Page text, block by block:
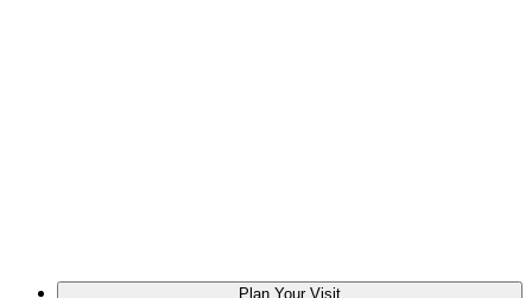
Plan Your Visit